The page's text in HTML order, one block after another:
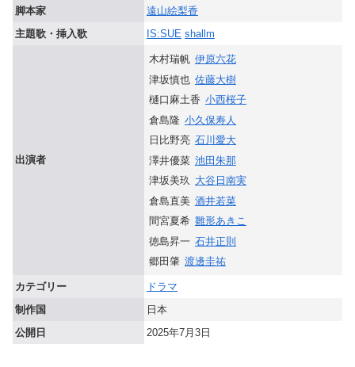
脚本家
遠山絵梨香
主題歌・挿入歌
IS:SUE shallm
出演者
木村瑞帆 伊原六花
津坂慎也 佐藤大樹
樋口麻土香 小西桜子
倉島隆 小久保寿人
日比野亮 石川愛大
澤井優菜 池田朱那
津坂美玖 大谷日南実
倉島直美 酒井若菜
間宮夏希 雛形あきこ
徳島昇一 石井正則
郷田肇 渡邊圭祐
カテゴリー
ドラマ
制作国
日本
公開日
2025年7月3日